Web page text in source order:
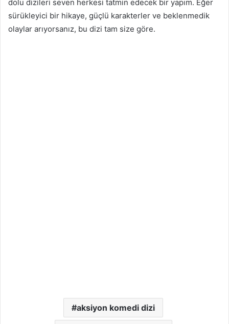
dolu dizileri seven herkesi tatmin edecek bir yapım. Eğer
sürükleyici bir hikaye, güçlü karakterler ve beklenmedik
olaylar arıyorsanız, bu dizi tam size göre.
aksiyon komedi dizi